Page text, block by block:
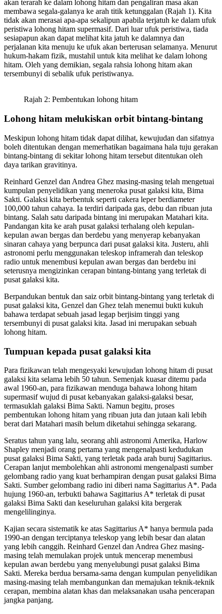
akan terarah ke dalam lohong hitam dan pengaliran masa akan
membawa segala-galanya ke arah titik ketunggalan (Rajah 1). Kita
tidak akan merasai apa-apa sekalipun apabila terjatuh ke dalam ufuk
peristiwa lohong hitam supermasif. Dari luar ufuk peristiwa, tiada
sesiapapun akan dapat melihat kita jatuh ke dalamnya dan
perjalanan kita menuju ke ufuk akan berterusan selamanya. Menurut
hukum-hakam fizik, mustahil untuk kita melihat ke dalam lohong
hitam. Oleh yang demikian, segala rahsia lohong hitam akan
tersembunyi di sebalik ufuk peristiwanya.
Rajah 2: Pembentukan lohong hitam
Lohong hitam melukiskan orbit bintang-bintang
Meskipun lohong hitam tidak dapat dilihat, kewujudan dan sifatnya
boleh ditentukan dengan memerhatikan bagaimana hala tuju gerakan
bintang-bintang di sekitar lohong hitam tersebut ditentukan oleh
daya tarikan gravitinya.
Reinhard Genzel dan Andrea Ghez masing-masing telah mengetuai
kumpulan penyelidikan yang meneroka pusat galaksi kita, Bima
Sakti. Galaksi kita berbentuk seperti cakera leper berdiameter
100,000 tahun cahaya. Ia terdiri daripada gas, debu dan ribuan juta
bintang. Salah satu daripada bintang ini merupakan Matahari kita.
Pandangan kita ke arah pusat galaksi terhalang oleh kepulan-
kepulan awan bergas dan berdebu yang menyerap kebanyakan
sinaran cahaya yang berpunca dari pusat galaksi kita. Justeru, ahli
astronomi perlu menggunakan teleskop inframerah dan teleskop
radio untuk menembusi kepulan awan bergas dan berdebu ini
seterusnya mengizinkan cerapan bintang-bintang yang terletak di
pusat galaksi kita.
Berpandukan bentuk dan saiz orbit bintang-bintang yang terletak di
pusat galaksi kita, Genzel dan Ghez telah menemui bukti kukuh
bahawa terdapat sebuah jasad legap berjisim tinggi yang
tersembunyi di pusat galaksi kita. Jasad ini merupakan sebuah
lohong hitam.
Tumpuan kepada pusat galaksi kita
Para fizikawan telah mengesyaki kewujudan lohong hitam di pusat
galaksi kita selama lebih 50 tahun. Semenjak kuasar ditemu pada
awal 1960-an, para fizikawan menduga bahawa lohong hitam
supermasif wujud di pusat kebanyakan galaksi-galaksi besar,
termasuklah galaksi Bima Sakti. Namun begitu, proses
pembentukan lohong hitam yang ribuan juta dan jutaan kali lebih
berat dari Matahari masih belum diketahui sehingga sekarang.
Seratus tahun yang lalu, seorang ahli astronomi Amerika, Harlow
Shapley menjadi orang pertama yang mengenalpasti kedudukan
pusat galaksi Bima Sakti, yang terletak pada arah buruj Sagittarius.
Cerapan lanjut membolehkan ahli astronomi mengenalpasti sumber
gelombang radio yang kuat berhampiran dengan pusat galaksi Bima
Sakti. Sumber gelombang radio ini diberi nama Sagittarius A*. Pada
hujung 1960-an, terbukti bahawa Sagittarius A* terletak di pusat
galaksi Bima Sakti dan keseluruhan galaksi kita bergerak
mengelilinginya.
Kajian secara sistematik ke atas Sagittarius A* hanya bermula pada
1990-an dengan terciptanya teleskop yang lebih besar dan alatan
yang lebih canggih. Reinhard Genzel dan Andrea Ghez masing-
masing telah memulakan projek untuk mencerap menembusi
kepulan awan berdebu yang menyelubungi pusat galaksi Bima
Sakti. Mereka berdua bersama-sama dengan kumpulan penyelidikan
masing-masing telah membangunkan dan memajukan teknik-teknik
cerapan, membina alatan khas dan melaksanakan usaha pencerapan
jangka panjang.